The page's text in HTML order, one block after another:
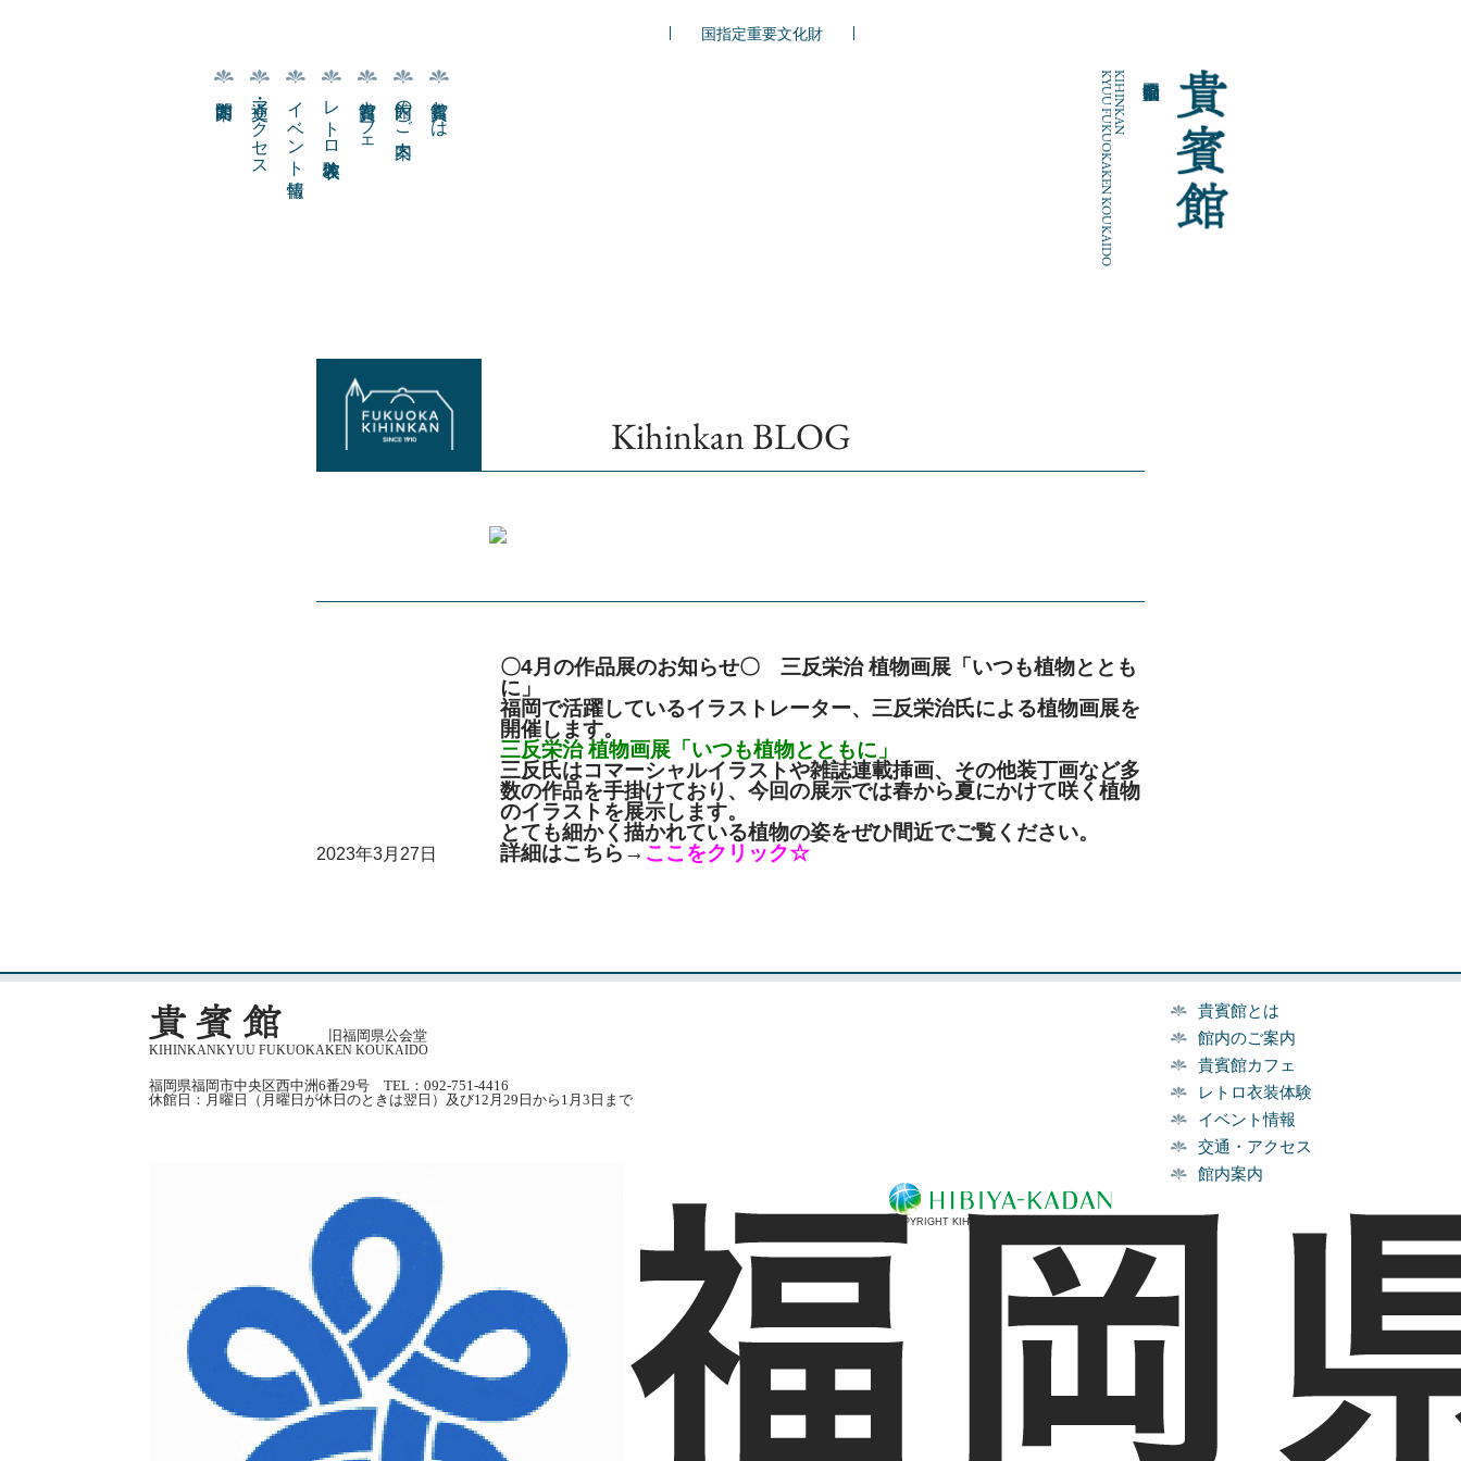
国指定重要文化財
貴賓館とは
館内のご案内
貴賓館カフェ
レトロ衣装体験
イベント情報
交通・アクセス KIHINKAN
KYUU FUKUOKAKEN KOUKAIDO
Kihinkan BLOG
2023年3月27日
〇4月の作品展のお知らせ〇 三反栄治 植物画展「いつも植物ととも
に」
福岡で活躍しているイラストレーター、三反栄治氏による植物画展を
開催します。
三反栄治 植物画展「いつも植物とともに」
三反氏はコマーシャルイラストや雑誌連載挿画、その他装丁画など多
数の作品を手掛けており、今回の展示では春から夏にかけて咲く植物
のイラストを展示します。
とても細かく描かれている植物の姿をぜひ間近でご覧ください。
詳細はこちら→ ここをクリック☆
旧福岡県公会堂
KIHINKANKYUU FUKUOKAKEN KOUKAIDO
福岡県福岡市中央区西中洲6番29号 TEL：092-751-4416
休館日：月曜日（月曜日が休日のときは翌日）及び12月29日から1月3日まで
COPYRIGHT KIHINKAN ALL RIGHTS RESERVED.
貴賓館とは
館内のご案内
貴賓館カフェ
レトロ衣装体験
イベント情報
交通・アクセス
館内案内